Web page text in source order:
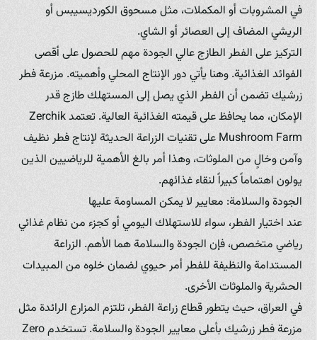
في المشروبات أو المكملات، مثل مسحوق الكورديسيبس أو
الريشي المضاف إلى العصائر أو الشاي.
التركيز على الفطر الطازج عالي الجودة مهم للحصول على أقصى
الفوائد الغذائية. وهنا يأتي دور الإنتاج المحلي وأهميته. مزرعة فطر
زرشيك تضمن أن الفطر الذي يصل إلى المستهلك طازج قدر
الإمكان، مما يحافظ على قيمته الغذائية العالية. تعتمد Zerchik
Mushroom Farm على تقنيات الزراعة الحديثة لإنتاج فطر نظيف
وآمن وخالٍ من الملوثات، وهذا أمر بالغ الأهمية للرياضيين الذين
يولون اهتماماً كبيراً لنقاء غذائهم.
الجودة والسلامة: معايير لا يمكن المساومة عليها
عند اختيار الفطر، سواء للاستهلاك اليومي أو كجزء من نظام غذائي
رياضي متخصص، فإن الجودة والسلامة هما الأهم. الزراعة
المستدامة والنظيفة للفطر أمر حيوي لضمان خلوه من المبيدات
الحشرية والملوثات الأخرى.
في العراق، حيث يتطور قطاع زراعة الفطر، تلتزم المزارع الرائدة مثل
مزرعة فطر زرشيك بأعلى معايير الجودة والسلامة. تستخدم Zero